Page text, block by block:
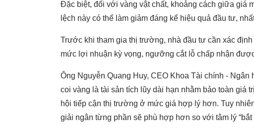
Đặc biệt, đối với vàng vật chất, khoảng cách giữa giá
lệch này có thể làm giảm đáng kể hiệu quả đầu tư,
Trước khi tham gia thị trường, nhà đầu tư cần xác
mức lợi nhuận kỳ vọng, ngưỡng cắt lỗ chấp nhận
Ông Nguyễn Quang Huy, CEO Khoa Tài chính -
coi vàng là tài sản tích lũy dài hạn nhằm bảo toàn giá
hội tiếp cận thị trường ở mức giá hợp lý hơn. Tuy
giải ngân từng phần sẽ phù hợp hơn so với tâm lý “bắt